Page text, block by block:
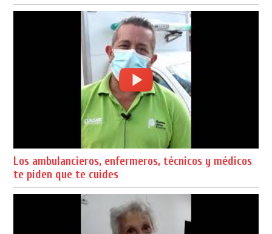
Los ambulancieros, enfermeros, técnicos y médicos
te piden que te cuides